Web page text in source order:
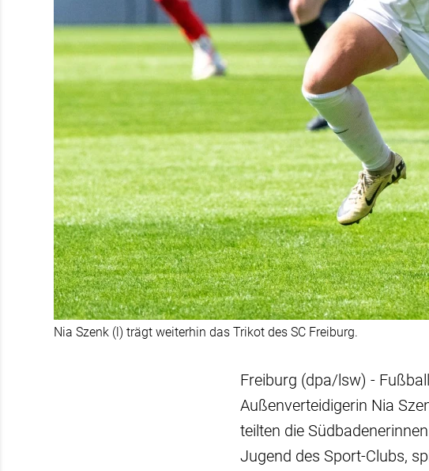
Nia Szenk (l) trägt weiterhin das Trikot des SC Freiburg.
Freiburg (dpa/lsw) -
Außenverteidigerin Nia
teilten die
Jugend des Sport-Clubs,